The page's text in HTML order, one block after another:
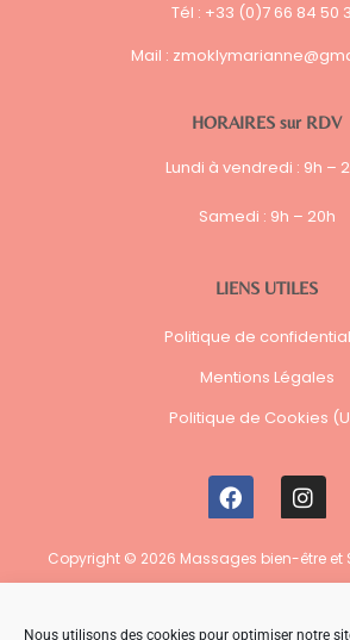
Nous utilisons des cookies pour optimiser notre
Tél : +33 (0)7 66 84 50
Mail :
HORAIRES sur RDV
Lundi à vendredi : 9h –
Samedi : 9h – 20h
LIENS UTILES
Politique de
Mentions Légales
Politique de Cookies
F
a
e
b
I
n
t
a
Copyright © 2026 Massages bien-être et